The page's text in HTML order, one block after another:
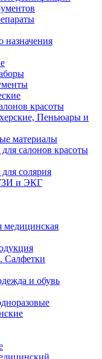
назначения
красоты
Пеньюары и
материалы
салонов красоты
солярия
и ЭКГ
медицинская
Салфетки
и обувь